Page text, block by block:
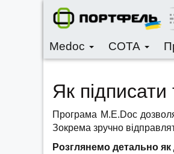
Medoc СОТА
Як
Програма M.E.Doc
Зокрема зручно
Розглянемо детально